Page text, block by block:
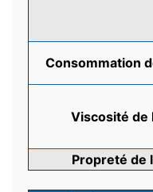
Consommation
Viscosité de
Propreté de